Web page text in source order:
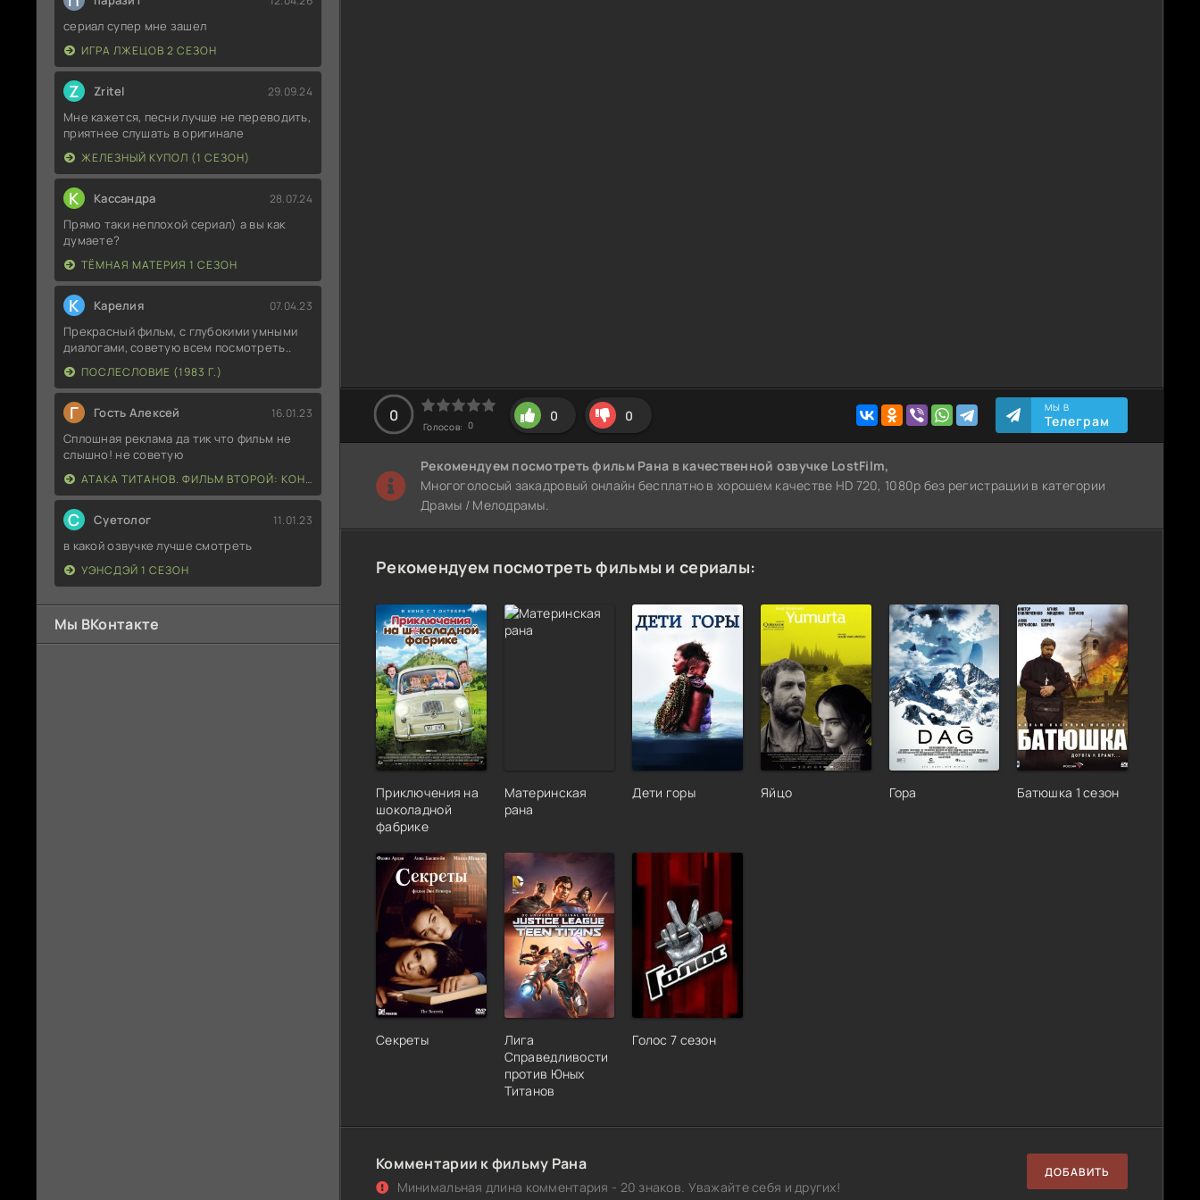
сериал супер мне зашел
ИГРА ЛЖЕЦОВ 2 СЕЗОН
Z Zritel 29.09.24
Мне кажется, песни лучше не переводить,
приятнее слушать в оригинале
ЖЕЛЕЗНЫЙ КУПОЛ (1 СЕЗОН)
К Кассандра 28.07.24
Прямо таки неплохой сериал) а вы как
думаете?
ТЁМНАЯ МАТЕРИЯ 1 СЕЗОН
К Карелия 07.04.23
Прекрасный фильм, с глубокими умными
диалогами, советую всем посмотреть..
ПОСЛЕСЛОВИЕ (1983 Г.)
Г Гость Алексей 16.01.23
Сплошная реклама да тик что фильм не
слышно! не советую
АТАКА ТИТАНОВ. ФИЛЬМ ВТОРОЙ: КОНЕЦ СВЕТА
С Суетолог 11.01.23
в какой озвучке лучше смотреть
УЭНСДЭЙ 1 СЕЗОН
Мы ВКонтакте
0
Голосов: 0
0 0 МЫ В
Телеграм
Рекомендуем посмотреть фильм Рана в качественной озвучке LostFilm,
Многоголосый закадровый онлайн бесплатно в хорошем качестве HD 720, 1080p без регистрации в категории
Драмы / Мелодрамы.
Рекомендуем посмотреть фильмы и сериалы:
Приключения на
шоколадной
фабрике
Материнская
рана
Дети горы Яйцо Гора Батюшка 1 сезон
Секреты
Лига
Справедливости
против Юных
Титанов
Голос 7 сезон
Комментарии к фильму Рана
Минимальная длина комментария - 20 знаков. Уважайте себя и других!
ДОБАВИТЬ